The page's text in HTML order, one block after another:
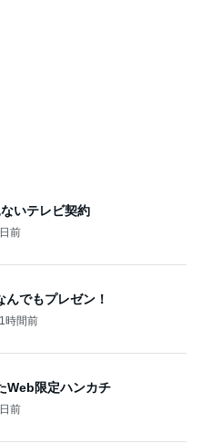
いテレビ契約
前
んでもプレゼン！
時間前
Web限定ハンカチ
前